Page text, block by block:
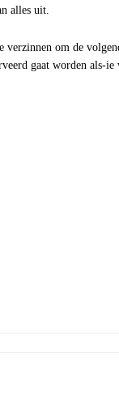
alles uit.
om de
gaat worden als-